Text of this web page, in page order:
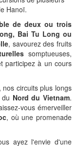
Hanoï.
de deux ou trois
Bai Tu Long ou
, savourez des fruits
somptueuses,
participez à un cours
circuits plus longs
Nord du Vietnam.
vous émerveiller
, où une promenade
ayez l'envie d'une